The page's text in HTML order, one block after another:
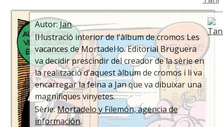
Jan
Autor: Jan.
Il·lustració interior de l'àlbum de cromos Les
vacances de Mortadel·lo. Editorial Bruguera
va decidir prescindir del creador de la sèrie en
la realització d'aquest àlbum de cromos i li va
encarregar la feina a Jan que va dibuixar una
magnífiques vinyetes.
Sèrie:Mortadelo y Filemón, agencia de
información.